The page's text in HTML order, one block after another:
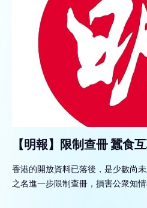
【明報】限制查冊 蠶食
香港的開放資料已落後，是少數尚
之名進一步限制查冊，損害公衆知情